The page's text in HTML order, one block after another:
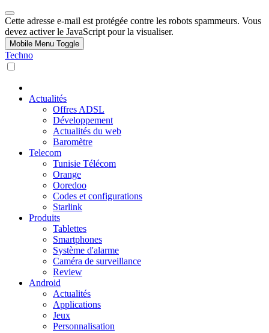
Cette adresse e-mail est protégée contre les robots spammeurs. Vous
devez activer le JavaScript pour la visualiser.
Mobile Menu Toggle
Techno
Actualités
Offres ADSL
Développement
Actualités du web
Baromètre
Telecom
Tunisie Télécom
Orange
Ooredoo
Codes et configurations
Starlink
Produits
Tablettes
Smartphones
Système d'alarme
Caméra de surveillance
Review
Android
Actualités
Applications
Jeux
Personnalisation